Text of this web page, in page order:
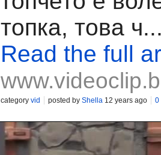
топка, това
Read the full
category vid posted by Shella 12 years ago 0